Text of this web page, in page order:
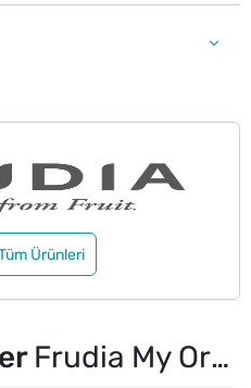
Ürünleri
Frudia My Orchard El Kremi Muz 30 g